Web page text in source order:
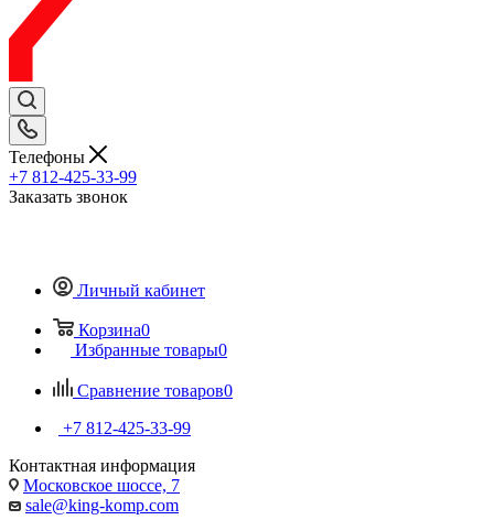
Телефоны
+7 812-425-33-99
Заказать звонок
Личный кабинет
Корзина0
Избранные товары0
Сравнение товаров0
+7 812-425-33-99
Контактная информация
Московское шоссе, 7
sale@king-komp.com